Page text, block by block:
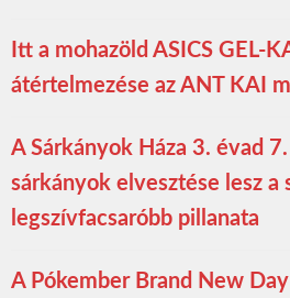
Itt a mohazöld ASICS GEL-
átértelmezése az ANT KAI
A Sárkányok Háza 3. évad
sárkányok elvesztése lesz a
legszívfacsaróbb pillanata
A Pókember Brand New